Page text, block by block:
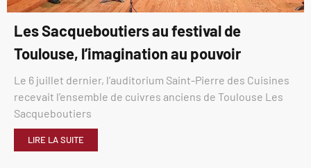
Les Sacqueboutiers au festival de
Toulouse, l’imagination au pouvoir
Le 6 juillet dernier, l’auditorium Saint-Pierre des Cuisines
recevait l’ensemble de cuivres anciens de Toulouse Les
Sacqueboutiers
LIRE LA SUITE